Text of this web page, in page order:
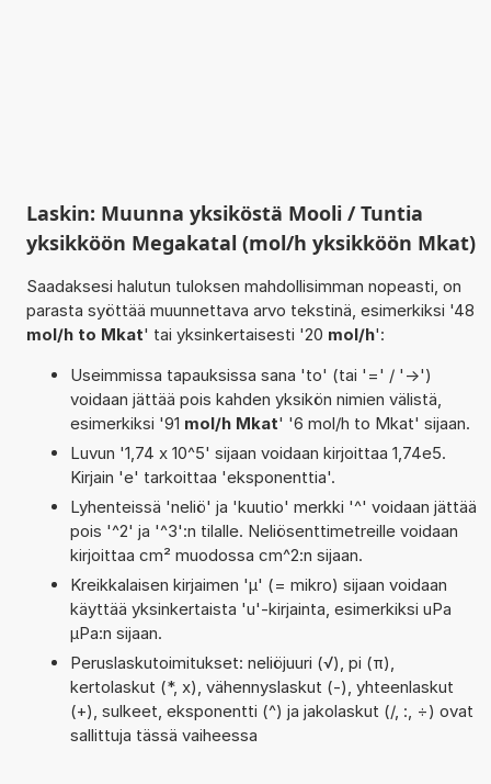
Laskin: Muunna yksiköstä Mooli / Tuntia
yksikköön Megakatal (mol/h yksikköön Mkat)
Saadaksesi halutun tuloksen mahdollisimman nopeasti, on
parasta syöttää muunnettava arvo tekstinä, esimerkiksi '48
mol/h to Mkat' tai yksinkertaisesti '20 mol/h':
Useimmissa tapauksissa sana 'to' (tai '=' / '->')
voidaan jättää pois kahden yksikön nimien välistä,
esimerkiksi '91 mol/h Mkat' '6 mol/h to Mkat' sijaan.
Luvun '1,74 x 10^5' sijaan voidaan kirjoittaa 1,74e5.
Kirjain 'e' tarkoittaa 'eksponenttia'.
Lyhenteissä 'neliö' ja 'kuutio' merkki '^' voidaan jättää
pois '^2' ja '^3':n tilalle. Neliösenttimetreille voidaan
kirjoittaa cm² muodossa cm^2:n sijaan.
Kreikkalaisen kirjaimen 'µ' (= mikro) sijaan voidaan
käyttää yksinkertaista 'u'-kirjainta, esimerkiksi uPa
µPa:n sijaan.
Peruslaskutoimitukset: neliöjuuri (√), pi (π),
kertolaskut (*, x), vähennyslaskut (-), yhteenlaskut
(+), sulkeet, eksponentti (^) ja jakolaskut (/, :, ÷) ovat
sallittuja tässä vaiheessa